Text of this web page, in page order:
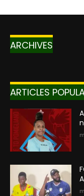
ARCHIVES
ARTICLES